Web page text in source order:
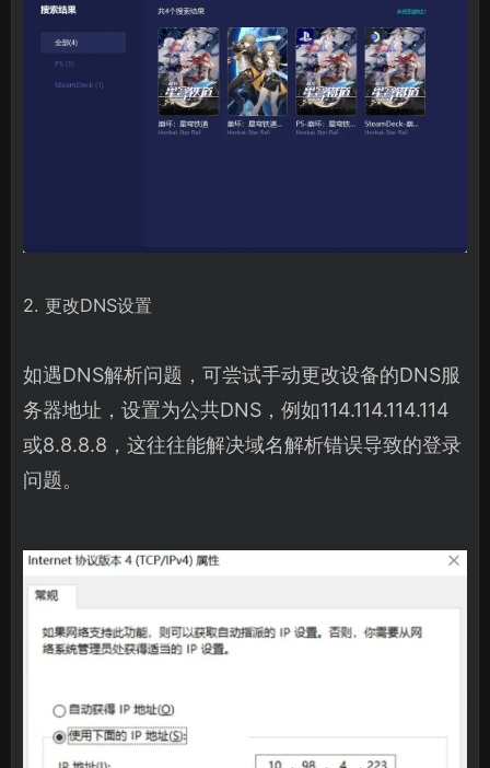
2. 更改DNS设置
如遇DNS解析问题，可尝试手动更改设备的DNS服
务器地址，设置为公共DNS，例如114.114.114.114
或8.8.8.8，这往往能解决域名解析错误导致的登录
问题。